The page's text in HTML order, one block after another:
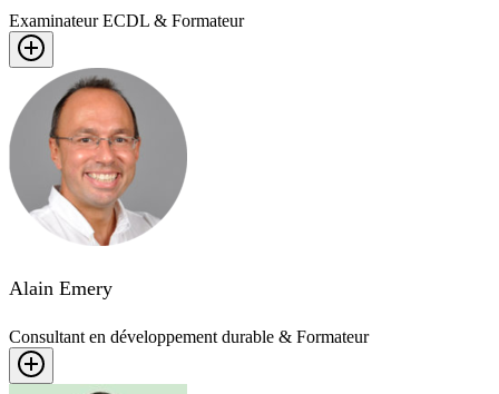
Examinateur ECDL & Formateur
Alain Emery
Consultant en développement durable & Formateur